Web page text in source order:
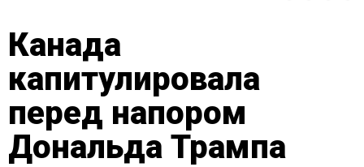
Канада
капитулировала
перед напором
Дональда Трампа